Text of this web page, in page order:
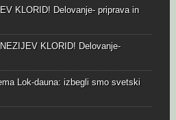
KLORID! Delovanje- priprava in
KLORID! Delovanje-
Lok-dauna: izbegli smo svetski